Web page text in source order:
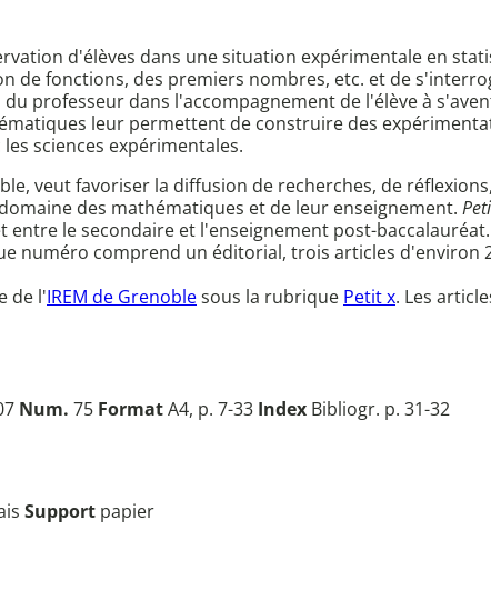
d'élèves dans une situation expérimentale en
de fonctions, des premiers nombres, etc. et de
professeur dans l'accompagnement de l'élève à
leur permettent de construire des
sciences expérimentales.
veut favoriser la diffusion de recherches, de
des mathématiques et de leur enseignement.
entre le secondaire et l'enseignement post-baccalauréat.
numéro comprend un éditorial, trois articles d'environ
de l'IREM de Grenoblesous la rubrique Petit x. Les
Num. 75 FormatA4, p. 7-33 Index Bibliogr. p. 31-32
Support papier